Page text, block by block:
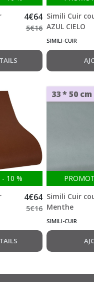
4€64
5€16
Simili Cuir
AZUL CIELO
SIMILI-CUIR
- 10 %
4€64
5€16
33 * 50 cm
Simili Cuir
Menthe
SIMILI-CUIR